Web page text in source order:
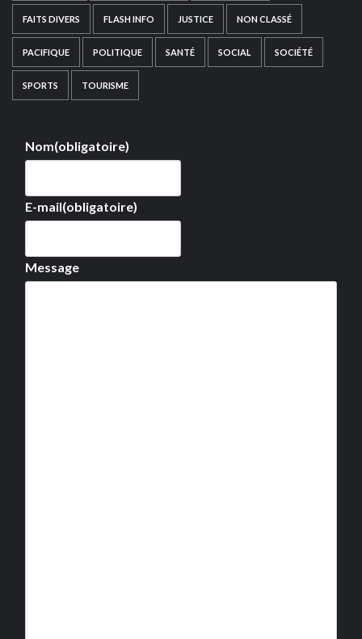
FAITS DIVERS FLASH INFO JUSTICE NON CLASSÉ
PACIFIQUE POLITIQUE SANTÉ SOCIAL SOCIÉTÉ
SPORTS TOURISME
Nom(obligatoire)
E-mail(obligatoire)
Message